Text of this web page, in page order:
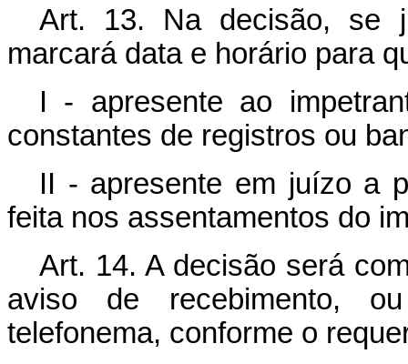
Art. 13. Na decisão, se
marcará data e horário para
I - apresente ao
constantes de registros ou
II - apresente em juízo a
feita nos assentamentos do
Art. 14. A decisão será
aviso de recebimento,
telefonema, conforme o